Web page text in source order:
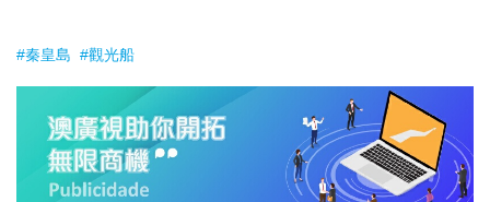
#秦皇島 #觀光船